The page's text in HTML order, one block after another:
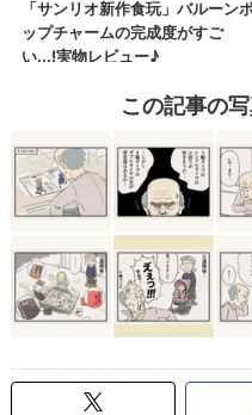
この記事の